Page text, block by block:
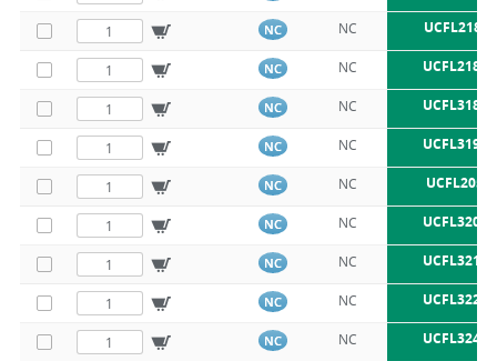
NC NC UCFL218
NC NC UCFL218
NC NC UCFL318
NC NC UCFL319
NC NC
NC NC UCFL320
NC NC UCFL321
NC NC UCFL322
NC NC UCFL324